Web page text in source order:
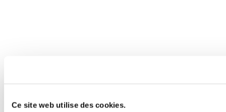
Ce site web utilise des cookies.